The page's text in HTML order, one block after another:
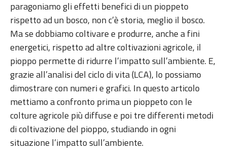
paragoniamo gli effetti benefici di un pioppeto
rispetto ad un bosco, non c’è storia, meglio il bosco.
Ma se dobbiamo coltivare e produrre, anche a fini
energetici, rispetto ad altre coltivazioni agricole, il
pioppo permette di ridurre l’impatto sull’ambiente. E,
grazie all’analisi del ciclo di vita (LCA), lo possiamo
dimostrare con numeri e grafici. In questo articolo
mettiamo a confronto prima un pioppeto con le
colture agricole più diffuse e poi tre differenti metodi
di coltivazione del pioppo, studiando in ogni
situazione l’impatto sull’ambiente.